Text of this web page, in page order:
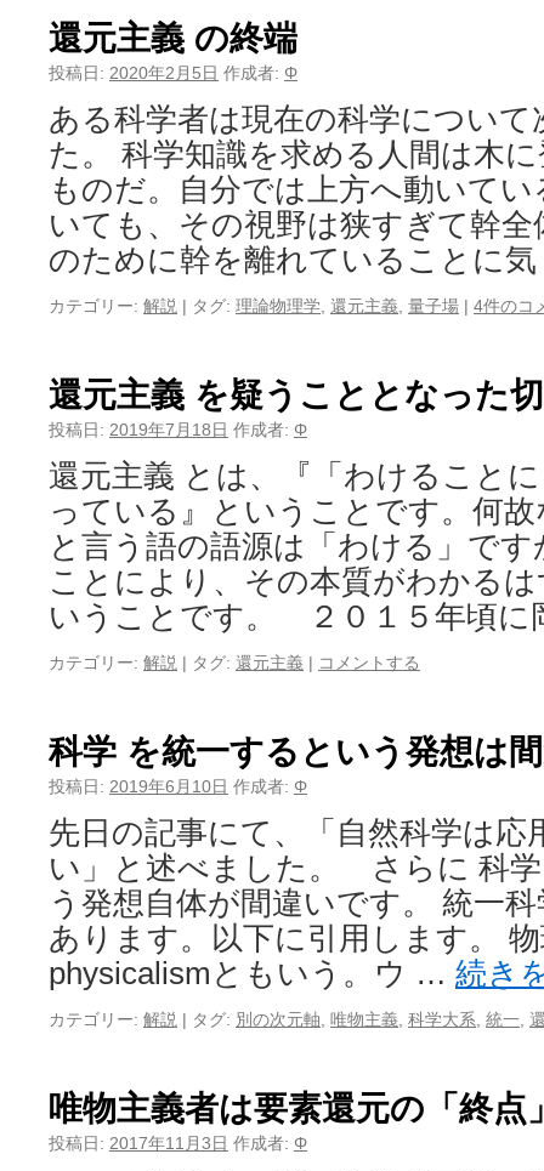
還元主義 の終端
投稿日: 2020年2月5日 作成者: Φ
ある科学者は現在の科学につい
た。 科学知識を求める人間は木
ものだ。自分では上方へ動いて
いても、その視野は狭すぎて幹
のために幹を離れていることに
カテゴリー: 解説 | タグ: 理論物理学 還元主義 量子場 | 4件のコ
還元主義 を疑うこととなった
投稿日: 2019年7月18日 作成者: Φ
還元主義 とは、『「わけること
っている』ということです。何
と言う語の語源は「わける」で
ことにより、その本質がわかる
いうことです。 ２０１５年頃
カテゴリー: 解説 | タグ: 還元主義 | コメントする
科学 を統一するという発想は
投稿日: 2019年6月10日 作成者: Φ
先日の記事にて、「自然科学は応
い」と述べました。 さらに 科
う発想自体が間違いです。 統一
あります。以下に引用します。
physicalismともいう。ウ … 続き
カテゴリー: 解説 | タグ: 別の次元軸 唯物主義 科学大系 統一
唯物主義者は要素還元の「終点
投稿日: 2017年11月3日 作成者: Φ